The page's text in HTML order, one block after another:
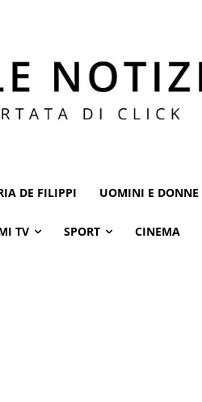
DE FILIPPI UOMINI E DONNE
TV SPORT CINEMA